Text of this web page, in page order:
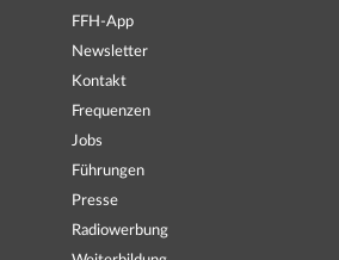
FFH-App
Newsletter
Kontakt
Frequenzen
Jobs
Führungen
Presse
Radiowerbung